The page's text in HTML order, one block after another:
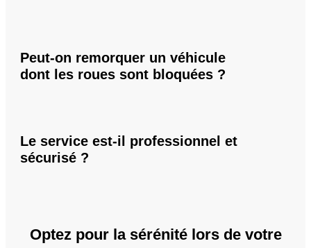
Peut-on remorquer un véhicule
dont les roues sont bloquées ?
Le service est-il professionnel et
sécurisé ?
Optez pour la sérénité lors de votre